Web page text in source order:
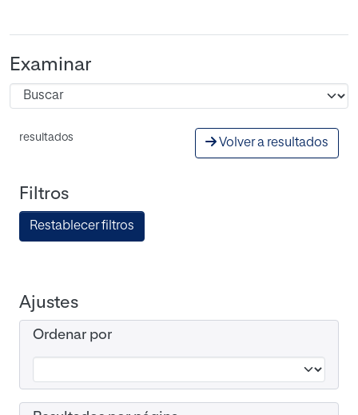
Examinar
resultados Volver a resultados
Filtros
Restablecer filtros
Ajustes
Ordenar por